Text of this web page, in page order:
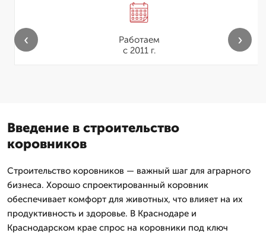
Работаем
с 2011 г.
‹ ›
Введение в строительство
коровников
Строительство коровников — важный шаг для аграрного
бизнеса. Хорошо спроектированный коровник
обеспечивает комфорт для животных, что влияет на их
продуктивность и здоровье. В Краснодаре и
Краснодарском крае спрос на коровники под ключ